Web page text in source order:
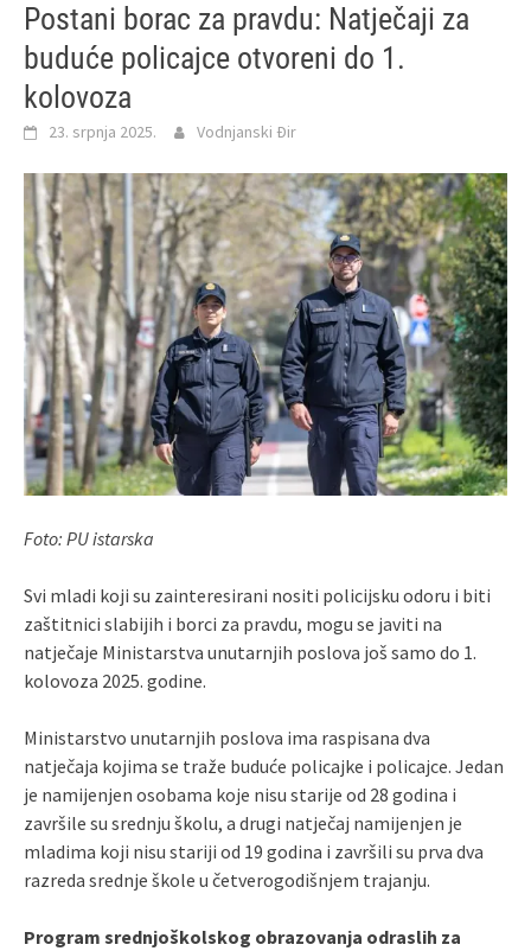
Postani borac za pravdu: Natječaji za
buduće policajce otvoreni do 1.
kolovoza
23. srpnja 2025. Vodnjanski Đir
Foto: PU istarska
Svi mladi koji su zainteresirani nositi policijsku odoru i biti
zaštitnici slabijih i borci za pravdu, mogu se javiti na
natječaje Ministarstva unutarnjih poslova još samo do 1.
kolovoza 2025. godine.
Ministarstvo unutarnjih poslova ima raspisana dva
natječaja kojima se traže buduće policajke i policajce. Jedan
je namijenjen osobama koje nisu starije od 28 godina i
završile su srednju školu, a drugi natječaj namijenjen je
mladima koji nisu stariji od 19 godina i završili su prva dva
razreda srednje škole u četverogodišnjem trajanju.
Program srednjoškolskog obrazovanja odraslih za